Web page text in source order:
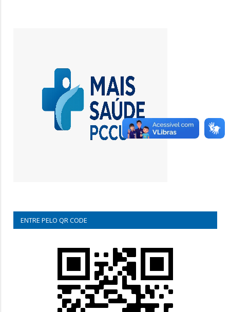
ENTRE PELO QR CODE